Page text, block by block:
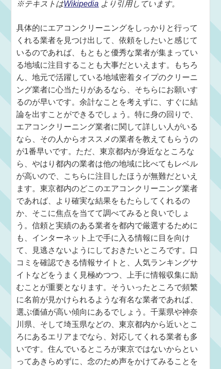
※テキストはWikipedia より引用しています。
具体的にエアコンクリーニングをしっかりと行って
くれる業者を見つけ出して、依頼をしたいと感じて
いるのであれば、もともと優秀な業者が集まってい
る地域に注目することも大事だといえます。もちろ
ん、地元で活躍している地域密着タイプのクリーニ
ング業者に心当たりがあるなら、そちらにお願いす
るのが早いです。余計なことを考えずに、すぐに結
論を出すことができるでしょう。特に身の回りで、
エアコンクリーニング業者に関して詳しい人がいる
なら、その人からオススメの業者を教えてもらうの
が1番早いです。ただ、東京都内が身近なところな
ら、やはり都内の業者は他の地域に比べてもレベル
が高いので、こちらに注目したほうが無難だといえ
ます。東京都内のどこのエアコンクリーニング業者
であれば、より確実な結果をもたらしてくれるの
か、そこに焦点を当てて調べてみると良いでしょ
う。信頼と実績のある業者を都内で厳選するために
も、インターネット上で手に入る情報に目を向け
て、見逃さないようにしておきたいところです。口
コミを確認できる情報サイトと、人気ランキングサ
イトなどをうまく見極めつつ、上手に情報収集に励
むことが重要となります。そういったところで頻繁
に名前が見かけられるような有名な業者であれば、
選ぶ価値が高い傾向にあるでしょう。千葉県や神奈
川県、そして埼玉県などの、東京都内から近いとこ
ろにあるエリアまでなら、対応してくれる業者も多
いです。住んでいるところが東京ではないからとい
ってあきらめずに、念のため声をかけてみることを